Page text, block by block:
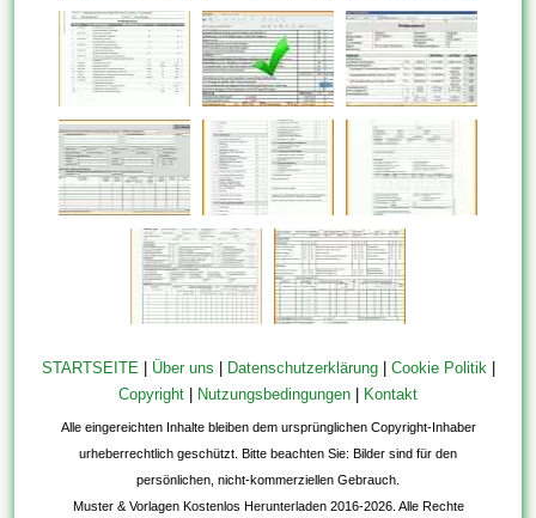
STARTSEITE | Über uns | Datenschutzerklärung| Cookie Politik |
Copyright | Nutzungsbedingungen | Kontakt
Alle eingereichten Inhalte bleiben dem ursprünglichen Copyright-Inhaber
urheberrechtlich geschützt. Bitte beachten Sie: Bilder sind für den
persönlichen, nicht-kommerziellen Gebrauch.
Muster & Vorlagen Kostenlos Herunterladen 2016-2026. Alle Rechte